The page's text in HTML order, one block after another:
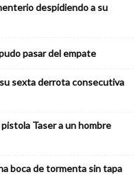
despidiendo a su
pasar del empate
sexta derrota consecutiva
Taser a un hombre
boca de tormenta sin tapa